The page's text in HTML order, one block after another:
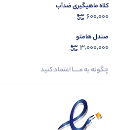
کلاه ماهیگیری ضدآب
600,000
صندل هامتو
3,000,000
چگونه به مــــــا اعتماد کنید